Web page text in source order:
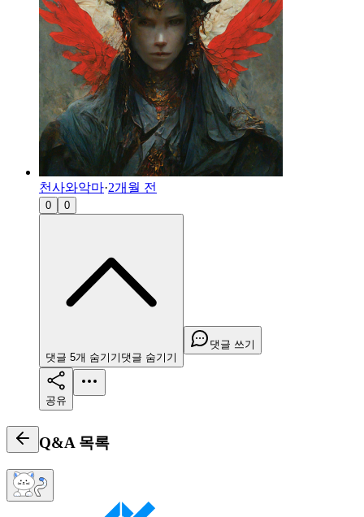
천사와악마·2개월 전
0 0
댓글 5개 숨기기 댓글 숨기기
댓글 쓰기
공유
Q&A 목록